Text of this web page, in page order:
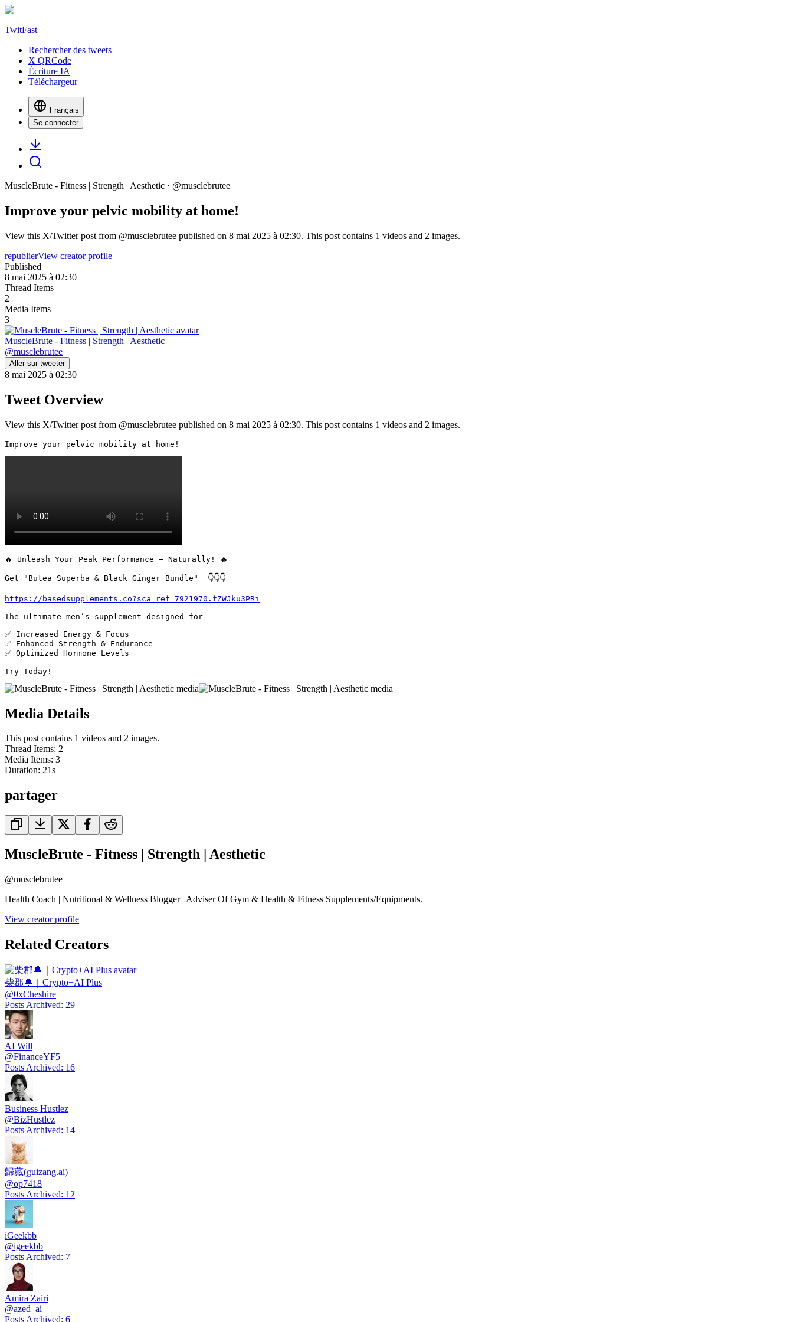
TwitFast
Rechercher des tweets
X QRCode
Écriture IA
Téléchargeur
Français
Se connecter
MuscleBrute - Fitness | Strength | Aesthetic · @musclebrutee
Improve your pelvic mobility at home!
View this X/Twitter post from @musclebrutee published on 8 mai 2025 à 02:30. This post contains 1 videos and 2 images.
republierView creator profile
Published
8 mai 2025 à 02:30
Thread Items
2
Media Items
3
MuscleBrute - Fitness | Strength | Aesthetic
@musclebrutee
Aller sur tweeter
8 mai 2025 à 02:30
Tweet Overview
View this X/Twitter post from @musclebrutee published on 8 mai 2025 à 02:30. This post contains 1 videos and 2 images.
Improve your pelvic mobility at home!
🔥 Unleash Your Peak Performance – Naturally! 🔥
Get "Butea Superba & Black Ginger Bundle"  👇👇👇
https://basedsupplements.co?sca_ref=7921970.fZWJku3PRi
The ultimate men’s supplement designed for
✅ Increased Energy & Focus
✅ Enhanced Strength & Endurance
✅ Optimized Hormone Levels
Try Today!
Media Details
This post contains 1 videos and 2 images.
Thread Items: 2
Media Items: 3
Duration: 21s
partager
MuscleBrute - Fitness | Strength | Aesthetic
@musclebrutee
Health Coach | Nutritional & Wellness Blogger | Adviser Of Gym & Health & Fitness Supplements/Equipments.
View creator profile
Related Creators
柴郡🔔｜Crypto+AI Plus
@0xCheshire
Posts Archived: 29
AI Will
@FinanceYF5
Posts Archived: 16
Business Hustlez
@BizHustlez
Posts Archived: 14
歸藏(guizang.ai)
@op7418
Posts Archived: 12
iGeekbb
@igeekbb
Posts Archived: 7
Amira Zairi
@azed_ai
Posts Archived: 6